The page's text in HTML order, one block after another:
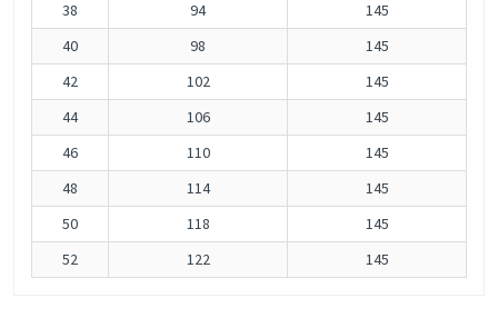
38 94
145
40
98
145
42
102
145
44
106
145
46
110
145
48
114
145
50
118
145
52
122 145